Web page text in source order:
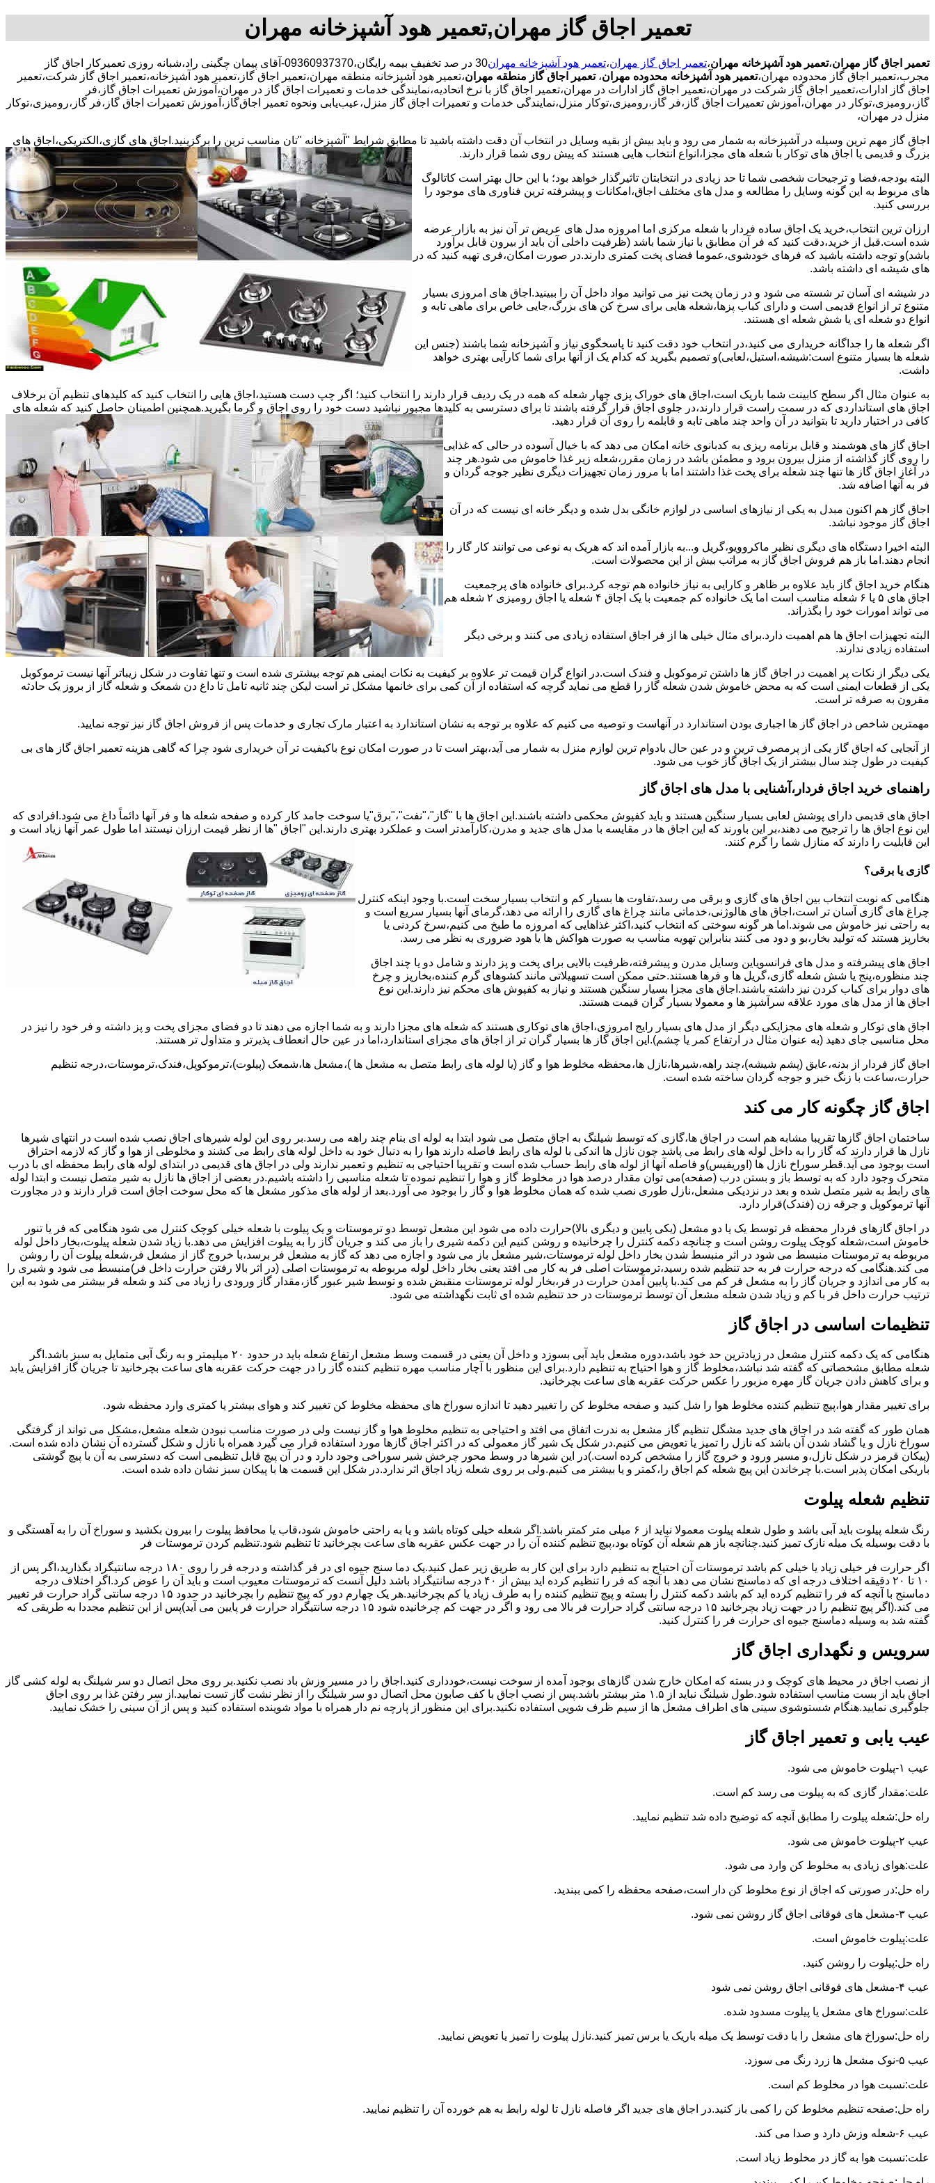
تعمیر اجاق گاز مهران,تعمیر هود آشپزخانه مهران
تعمیر اجاق گاز مهران،تعمیر هود آشپزخانه مهران،تعمیر اجاق گاز مهران،تعمیر هود آشپزخانه مهران
30 در صد تخفیف بیمه رایگان،09360937370-آقای پیمان چگینی راد،شبانه روزی تعمیرکار اجاق گاز
مجرب،تعمیر اجاق گاز محدوده مهران،تعمیر هود آشپزخانه محدوده مهران، تعمیر اجاق گاز منطقه مهران،تعمیر هود آشپزخانه منطقه مهران،تعمیر اجاق گاز،تعمیر هود آشپزخانه،تعمیر اجاق گاز شرکت،تعمیر
اجاق گاز ادارات،تعمیر اجاق گاز شرکت در مهران،تعمیر اجاق گاز ادارات در مهران،تعمیر اجاق گاز با نرخ اتحادیه،نمایندگی خدمات و تعمیرات اجاق گاز در مهران،آموزش تعمیرات اجاق گاز،فر
گاز،رومیزی،توکار در مهران،آموزش تعمیرات اجاق گاز،فر گاز،رومیزی،توکار منزل،نمایندگی خدمات و تعمیرات اجاق گاز منزل،عیب‌یابی ونحوه تعمیر اجاق‌گاز،آموزش تعمیرات اجاق گاز،فر گاز،رومیزی،توکار
منزل در مهران،
اجاق گاز مهم ترین وسیله در آشپزخانه به شمار می رود و باید بیش از بقیه وسایل در انتخاب آن دقت داشته باشید تا مطابق شرایط "آشپزخانه "تان مناسب ترین را برگزینید.اجاق های گازی،الکتریکی،اجاق های
بزرگ و قدیمی یا اجاق های توکار با شعله های مجزا،انواع انتخاب هایی هستند که پیش روی شما قرار دارند.
البته بودجه،فضا و ترجیحات شخصی شما تا حد زیادی در انتخابتان تاثیرگذار خواهد بود؛ با این حال بهتر است کاتالوگ
های مربوط به این گونه وسایل را مطالعه و مدل های مختلف اجاق،امکانات و پیشرفته ترین فناوری های موجود را
بررسی کنید.
ارزان ترین انتخاب،خرید یک اجاق ساده فردار با شعله مرکزی اما امروزه مدل های عریض تر آن نیز به بازار عرضه
شده است.قبل از خرید،دقت کنید که فر آن مطابق با نیاز شما باشد (ظرفیت داخلی آن باید از بیرون قابل برآورد
باشد)و توجه داشته باشید که فرهای خودشوی،عموما فضای پخت کمتری دارند.در صورت امکان،فری تهیه کنید که در
های شیشه ای داشته باشد.
در شیشه ای آسان تر شسته می شود و در زمان پخت نیز می توانید مواد داخل آن را ببینید.اجاق های امروزی بسیار
متنوع تر از انواع قدیمی است و دارای کباب پزها،شعله هایی برای سرخ کن های بزرگ،جایی خاص برای ماهی تابه و
انواع دو شعله ای یا شش شعله ای هستند.
اگر شعله ها را جداگانه خریداری می کنید،در انتخاب خود دقت کنید تا پاسخگوی نیاز و آشپزخانه شما باشند (جنس این
شعله ها بسیار متنوع است:شیشه،استیل،لعابی)و تصمیم بگیرید که کدام یک از آنها برای شما کارآیی بهتری خواهد
داشت.
به عنوان مثال اگر سطح کابینت شما باریک است،اجاق های خوراک پزی چهار شعله که همه در یک ردیف قرار دارند را انتخاب کنید؛ اگر چپ دست هستید،اجاق هایی را انتخاب کنید که کلیدهای تنظیم آن برخلاف
اجاق های استانداردی که در سمت راست قرار دارند،در جلوی اجاق قرار گرفته باشند تا برای دسترسی به کلیدها مجبور نباشید دست خود را روی اجاق و گرما بگیرید.همچنین اطمینان حاصل کنید که شعله های
کافی در اختیار دارید تا بتوانید در آن واحد چند ماهی تابه و قابلمه را روی آن قرار دهید.
اجاق گاز های هوشمند و قابل برنامه ریزی به کدبانوی خانه امکان می دهد که با خیال آسوده در حالی که غذایی
را روی گاز گذاشته از منزل بیرون برود و مطمئن باشد در زمان مقرر،شعله زیر غذا خاموش می شود.هر چند
در آغاز اجاق گاز ها تنها چند شعله برای پخت غذا داشتند اما با مرور زمان تجهیزات دیگری نظیر جوجه گردان و
فر به آنها اضافه شد.
اجاق گاز هم اکنون مبدل به یکی از نیازهای اساسی در لوازم خانگی بدل شده و دیگر خانه ای نیست که در آن
اجاق گاز موجود نباشد.
البته اخیرا دستگاه های دیگری نظیر ماکروویو،گریل و...به بازار آمده اند که هریک به نوعی می توانند کار گاز را
انجام دهند.اما باز هم فروش اجاق گاز به مراتب بیش از این محصولات است.
هنگام خرید اجاق گاز باید علاوه بر ظاهر و کارایی به نیاز خانواده هم توجه کرد.برای خانواده های پرجمعیت
اجاق های ۵ یا ۶ شعله مناسب است اما یک خانواده کم جمعیت با یک اجاق ۴ شعله یا اجاق رومیزی ۲ شعله هم
می تواند امورات خود را بگذراند.
البته تجهیزات اجاق ها هم اهمیت دارد.برای مثال خیلی ها از فر اجاق استفاده زیادی می کنند و برخی دیگر
استفاده زیادی ندارند.
یکی دیگر از نکات پر اهمیت در اجاق گاز ها داشتن ترموکوبل و فندک است.در انواع گران قیمت تر علاوه بر کیفیت به نکات ایمنی هم توجه بیشتری شده است و تنها تفاوت در شکل زیباتر آنها نیست ترموکوبل
یکی از قطعات ایمنی است که به محض خاموش شدن شعله گاز را قطع می نماید گرچه که استفاده از آن کمی برای خانمها مشکل تر است لیکن چند ثانیه تامل تا داغ دن شمعک و شعله گاز از بروز یک حادثه
مقرون به صرفه تر است.
مهمترین شاخص در اجاق گاز ها اجباری بودن استاندارد در آنهاست و توصیه می کنیم که علاوه بر توجه به نشان استاندارد به اعتبار مارک تجاری و خدمات پس از فروش اجاق گاز نیز توجه نمایید.
از آنجایی که اجاق گاز یکی از پرمصرف ترین و در عین حال بادوام ترین لوازم منزل به شمار می آید،بهتر است تا در صورت امکان نوع باکیفیت تر آن خریداری شود چرا که گاهی هزینه تعمیر اجاق گاز های بی
کیفیت در طول چند سال بیشتر از یک اجاق گاز خوب می شود.
راهنمای خرید اجاق فردار،آشنایی با مدل های اجاق گاز
اجاق های قدیمی دارای پوشش لعابی بسیار سنگین هستند و باید کفپوش محکمی داشته باشند.این اجاق ها با "گاز"،"نفت"،"برق"یا سوخت جامد کار کرده و صفحه شعله ها و فر آنها دائماً داغ می شود.افرادی که
این نوع اجاق ها را ترجیح می دهند،بر این باورند که این اجاق ها در مقایسه با مدل های جدید و مدرن،کارآمدتر است و عملکرد بهتری دارند.این "اجاق "ها از نظر قیمت ارزان نیستند اما طول عمر آنها زیاد است و
این قابلیت را دارند که منازل شما را گرم کنند.
گازی یا برقی؟
هنگامی که نوبت انتخاب بین اجاق های گازی و برقی می رسد،تفاوت ها بسیار کم و انتخاب بسیار سخت است.با وجود اینکه کنترل
چراغ های گازی آسان تر است،اجاق های هالوژنی،خدماتی مانند چراغ های گازی را ارائه می دهد،گرمای آنها بسیار سریع است و
به راحتی نیز خاموش می شوند.اما هر گونه سوختی که انتخاب کنید،اکثر غذاهایی که امروزه ما طبخ می کنیم،سرخ کردنی یا
بخارپز هستند که تولید بخار،بو و دود می کنند بنابراین تهویه مناسب به صورت هواکش ها یا هود ضروری به نظر می رسد.
اجاق های پیشرفته و مدل های فرانسویاین وسایل مدرن و پیشرفته،ظرفیت بالایی برای پخت و پز دارند و شامل دو یا چند اجاق
چند منظوره،پنج یا شش شعله گازی،گریل ها و فرها هستند.حتی ممکن است تسهیلاتی مانند کشوهای گرم کننده،بخارپز و چرخ
های دوار برای کباب کردن نیز داشته باشند.اجاق های مجزا بسیار سنگین هستند و نیاز به کفپوش های محکم نیز دارند.این نوع
اجاق ها از مدل های مورد علاقه سرآشپز ها و معمولا بسیار گران قیمت هستند.
اجاق های توکار و شعله های مجزایکی دیگر از مدل های بسیار رایج امروزی،اجاق های توکاری هستند که شعله های مجزا دارند و به شما اجازه می دهند تا دو فضای مجزای پخت و پز داشته و فر خود را نیز در
محل مناسبی جای دهید (به عنوان مثال در ارتفاع کمر یا چشم).این اجاق گاز ها بسیار گران تر از اجاق های مجزای استاندارد،اما در عین حال انعطاف پذیرتر و متداول تر هستند.
اجاق گاز فردار از بدنه،عایق (پشم شیشه)،چند راهه،شیرها،نازل ها،محفظه مخلوط هوا و گاز (یا لوله های رابط متصل به مشعل ها )،مشعل ها،شمعک (پیلوت)،ترموکوپل،فندک،ترموستات،درجه تنظیم
حرارت،ساعت با زنگ خبر و جوجه گردان ساخته شده است.
اجاق گاز چگونه کار می کند
ساختمان اجاق گازها تقریبا مشابه هم است در اجاق ها،گازی که توسط شیلنگ به اجاق متصل می شود ابتدا به لوله ای بنام چند راهه می رسد.بر روی این لوله شیرهای اجاق نصب شده است در انتهای شیرها
نازل ها قرار دارند که گاز را به داخل لوله های رابط می پاشد چون نازل ها اندکی با لوله های رابط فاصله دارند هوا را به دنبال خود به داخل لوله های رابط می کشند و مخلوطی از هوا و گاز که لازمه احتراق
است بوجود می آید.قطر سوراخ نازل ها (اوریفیس)و فاصله آنها از لوله های رابط حساب شده است و تقریبا احتیاجی به تنظیم و تعمیر ندارند ولی در اجاق های قدیمی در ابتدای لوله های رابط محفظه ای با درب
متحرک وجود دارد که به توسط باز و بستن درب (صفحه)می توان مقدار درصد هوا در مخلوط گاز و هوا را تنظیم نموده تا شعله مناسبی را داشته باشیم.در بعضی از اجاق ها نازل به شیر متصل نیست و ابتدا لوله
های رابط به شیر متصل شده و بعد در نزدیکی مشعل،نازل طوری نصب شده که همان مخلوط هوا و گاز را بوجود می آورد.بعد از لوله های مذکور مشعل ها که محل سوخت اجاق است قرار دارند و در مجاورت
آنها ترموکوپل و جرقه زن (فندک)قرار دارد.
در اجاق گازهای فردار محفظه فر توسط یک یا دو مشعل (یکی پایین و دیگری بالا)حرارت داده می شود این مشعل توسط دو ترموستات و یک پیلوت با شعله خیلی کوچک کنترل می شود هنگامی که فر یا تنور
خاموش است،شعله کوچک پیلوت روشن است و چنانچه دکمه کنترل را چرخانیده و روشن کنیم این دکمه شیری را باز می کند و جریان گاز را به پیلوت افزایش می دهد.با زیاد شدن شعله پیلوت،بخار داخل لوله
مربوطه به ترموستات منبسط می شود در اثر منبسط شدن بخار داخل لوله ترموستات،شیر مشعل باز می شود و اجازه می دهد که گاز به مشعل فر برسد،با خروج گاز از مشعل فر،شعله پیلوت آن را روشن
می کند.هنگامی که درجه حرارت فر به حد تنظیم شده رسید،ترموستات اصلی فر به کار می افتد یعنی بخار داخل لوله مربوطه به ترموستات اصلی (در اثر بالا رفتن حرارت داخل فر)منبسط می شود و شیری را
به کار می اندازد و جریان گاز را به مشعل فر کم می کند.با پایین آمدن حرارت در فر،بخار لوله ترموستات منقبض شده و توسط شیر عبور گاز،مقدار گاز ورودی را زیاد می کند و شعله فر بیشتر می شود به این
ترتیب حرارت داخل فر با کم و زیاد شدن شعله مشعل آن توسط ترموستات در حد تنظیم شده ای ثابت نگهداشته می شود.
تنظیمات اساسی در اجاق گاز
هنگامی که یک دکمه کنترل مشعل در زیادترین حد خود باشد،دوره مشعل باید آبی بسوزد و داخل آن یعنی در قسمت وسط مشعل ارتفاع شعله باید در حدود ۲۰ میلیمتر و به رنگ آبی متمایل به سبز باشد.اگر
شعله مطابق مشخصاتی که گفته شد نباشد،مخلوط گاز و هوا احتیاج به تنظیم دارد.برای این منظور با آچار مناسب مهره تنظیم کننده گاز را در جهت حرکت عقربه های ساعت بچرخانید تا جریان گاز افزایش یابد
و برای کاهش دادن جریان گاز مهره مزبور را عکس حرکت عقربه های ساعت بچرخانید.
برای تغییر مقدار هوا،پیچ تنظیم کننده مخلوط هوا را شل کنید و صفحه مخلوط کن را تغییر دهید تا اندازه سوراخ های محفظه مخلوط کن تغییر کند و هوای بیشتر یا کمتری وارد محفظه شود.
همان طور که گفته شد در اجاق های جدید مشگل تنظیم گاز مشعل به ندرت اتفاق می افتد و احتیاجی به تنظیم مخلوط هوا و گاز نیست ولی در صورت مناسب نبودن شعله مشعل،مشکل می تواند از گرفتگی
سوراخ نازل و یا گشاد شدن آن باشد که نازل را تمیز یا تعویض می کنیم.در شکل یک شیر گاز معمولی که در اکثر اجاق گازها مورد استفاده قرار می گیرد همراه با نازل و شکل گسترده آن نشان داده شده است.
(پیکان قرمز در شکل نازل،و مسیر ورود و خروج گاز را مشخص کرده است.)در این شیرها در وسط محور چرخش شیر سوراخی وجود دارد و در آن پیچ قابل تنظیمی است که دسترسی به آن با پیچ گوشتی
باریکی امکان پذیر است.با چرخاندن این پیچ شعله کم اجاق را،کمتر و یا بیشتر می کنیم.ولی بر روی شعله زیاد اجاق اثر ندارد.در شکل این قسمت ها با پیکان سبز نشان داده شده است.
تنظیم شعله پیلوت
رنگ شعله پیلوت باید آبی باشد و طول شعله پیلوت معمولا نباید از ۶ میلی متر کمتر باشد.اگر شعله خیلی کوتاه باشد و یا به راحتی خاموش شود،قاب یا محافظ پیلوت را بیرون بکشید و سوراخ آن را به آهستگی و
با دقت بوسیله یک میله نازک تمیز کنید.چنانچه باز هم شعله آن کوتاه بود،پیچ تنظیم کننده آن را در جهت عکس عقربه های ساعت بچرخانید تا تنظیم شود.تنظیم کردن ترموستات فر
اگر حرارت فر خیلی زیاد یا خیلی کم باشد ترموستات آن احتیاج به تنظیم دارد برای این کار به طریق زیر عمل کنید.یک دما سنج جیوه ای در فر گذاشته و درجه فر را روی ۱۸۰ درجه سانتیگراد بگذارید،اگر پس از
۱۰ تا ۲۰ دقیقه اختلاف درجه ای که دماسنج نشان می دهد با آنچه که فر را تنظیم کرده اید بیش از ۴۰ درجه سانتیگراد باشد دلیل آنست که ترموستات معیوب است و باید آن را عوض کرد.اگر اختلاف درجه
دماسنج با آنچه که فر را تنظیم کرده اید کم باشد دکمه کنترل را بسته و پیچ تنظیم کننده را به طرف زیاد یا کم بچرخانید.هر یک چهارم دور که پیچ تنظیم را بچرخانید در حدود ۱۵ درجه سانتی گراد حرارت فر تغییر
می کند.(اگر پیچ تنظیم را در جهت زیاد بچرخانید ۱۵ درجه سانتی گراد حرارت فر بالا می رود و اگر در جهت کم چرخانیده شود ۱۵ درجه سانتیگراد حرارت فر پایین می آید)پس از این تنظیم مجددا به طریقی که
گفته شد به وسیله دماسنج جیوه ای حرارت فر را کنترل کنید.
سرویس و نگهداری اجاق گاز
از نصب اجاق در محیط های کوچک و در بسته که امکان خارج شدن گازهای بوجود آمده از سوخت نیست،خودداری کنید.اجاق را در مسیر وزش باد نصب نکنید.بر روی محل اتصال دو سر شیلنگ به لوله کشی گاز
اجاق باید از بست مناسب استفاده شود.طول شیلنگ نباید از ۱.۵ متر بیشتر باشد.پس از نصب اجاق با کف صابون محل اتصال دو سر شیلنگ را از نظر نشت گاز تست نمایید.از سر رفتن غذا بر روی اجاق
جلوگیری نمایید.هنگام شستوشوی سینی های اطراف مشعل ها از سیم ظرف شویی استفاده نکنید.برای این منظور از پارچه نم دار همراه با مواد شوینده استفاده کنید و پس از آن سینی را خشک نمایید.
عیب یابی و تعمیر اجاق گاز
عیب ۱-پیلوت خاموش می شود.
علت:مقدار گازی که به پیلوت می رسد کم است.
راه حل:شعله پیلوت را مطابق آنچه که توضیح داده شد تنظیم نمایید.
عیب ۲-پیلوت خاموش می شود.
علت:هوای زیادی به مخلوط کن وارد می شود.
راه حل:در صورتی که اجاق از نوع مخلوط کن دار است،صفحه محفظه را کمی ببندید.
عیب ۳-مشعل های فوقانی اجاق گاز روشن نمی شود.
علت:پیلوت خاموش است.
راه حل:پیلوت را روشن کنید.
عیب ۴-مشعل های فوقانی اجاق روشن نمی شود
علت:سوراخ های مشعل یا پیلوت مسدود شده.
راه حل:سوراخ های مشعل را با دقت توسط یک میله باریک یا برس تمیز کنید.نازل پیلوت را تمیز یا تعویض نمایید.
عیب ۵-نوک مشعل ها زرد رنگ می سوزد.
علت:نسبت هوا در مخلوط کم است.
راه حل:صفحه تنظیم مخلوط کن را کمی باز کنید.در اجاق های جدید اگر فاصله نازل تا لوله رابط به هم خورده آن را تنظیم نمایید.
عیب ۶-شعله وزش دارد و صدا می کند.
علت:نسبت هوا به گاز در مخلوط زیاد است.